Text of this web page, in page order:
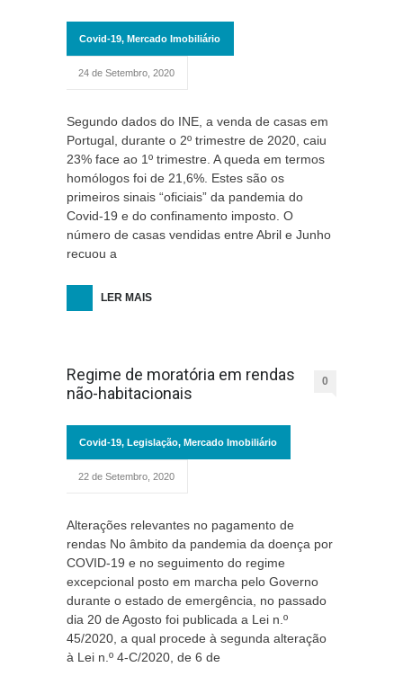
Covid-19, Mercado Imobiliário
24 de Setembro, 2020
Segundo dados do INE, a venda de casas em
Portugal, durante o 2º trimestre de 2020, caiu
23% face ao 1º trimestre. A queda em termos
homólogos foi de 21,6%. Estes são os
primeiros sinais “oficiais” da pandemia do
Covid-19 e do confinamento imposto. O
número de casas vendidas entre Abril e Junho
recuou a
LER MAIS
Regime de moratória em rendas
não-habitacionais
0
Covid-19, Legislação, Mercado Imobiliário
22 de Setembro, 2020
Alterações relevantes no pagamento de
rendas No âmbito da pandemia da doença por
COVID-19 e no seguimento do regime
excepcional posto em marcha pelo Governo
durante o estado de emergência, no passado
dia 20 de Agosto foi publicada a Lei n.º
45/2020, a qual procede à segunda alteração
à Lei n.º 4-C/2020, de 6 de